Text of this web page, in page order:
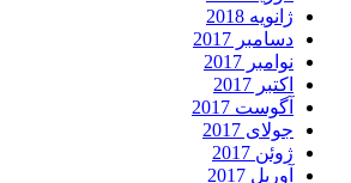
ژانویه 2018
دسامبر 2017
نوامبر 2017
اکتبر 2017
آگوست 2017
جولای 2017
ژوئن 2017
آوریل 2017